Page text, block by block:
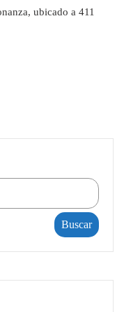
ubicado a 411
Buscar